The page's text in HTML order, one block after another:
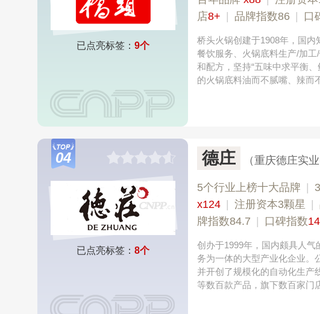
已点亮标签： 9个
店8+ 品牌指数86 口
桥头火锅创建于1908年，国
餐饮服务、火锅底料生产/加
和配方，坚持“五味中求平衡
的火锅底料油而不腻嘴、辣而
04
已点亮标签： 8个
德庄 （重庆德庄实
5个行业上榜十大品牌
x124
注册资本3颗星
牌指数84.7
口碑指数
创办于1999年，国内颇具人
务为一体的大型产业化企业。
并开创了规模化的自动化生产
等数百款产品，旗下数百家门